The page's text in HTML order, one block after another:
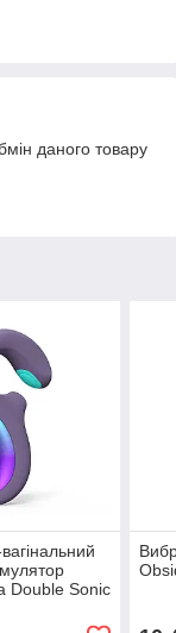
даного товару
Double Sonic